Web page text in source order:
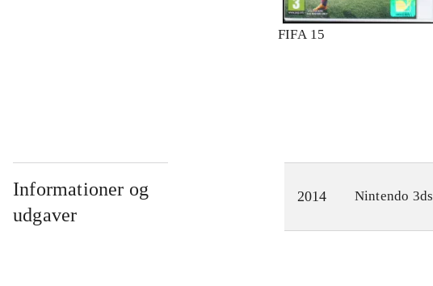
FIFA 15
Informationer og
udgaver
2014 Nintendo 3ds